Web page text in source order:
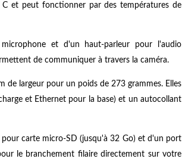
C et peut fonctionner par des températures de
et d'un haut-parleur pour l'audio
de communiquer à travers la caméra.
de largeur pour un poids de 273 grammes. Elles
et Ethernet pour la base) et un autocollant
carte micro-SD (jusqu'à 32 Go) et d'un port
le branchement filaire directement sur votre